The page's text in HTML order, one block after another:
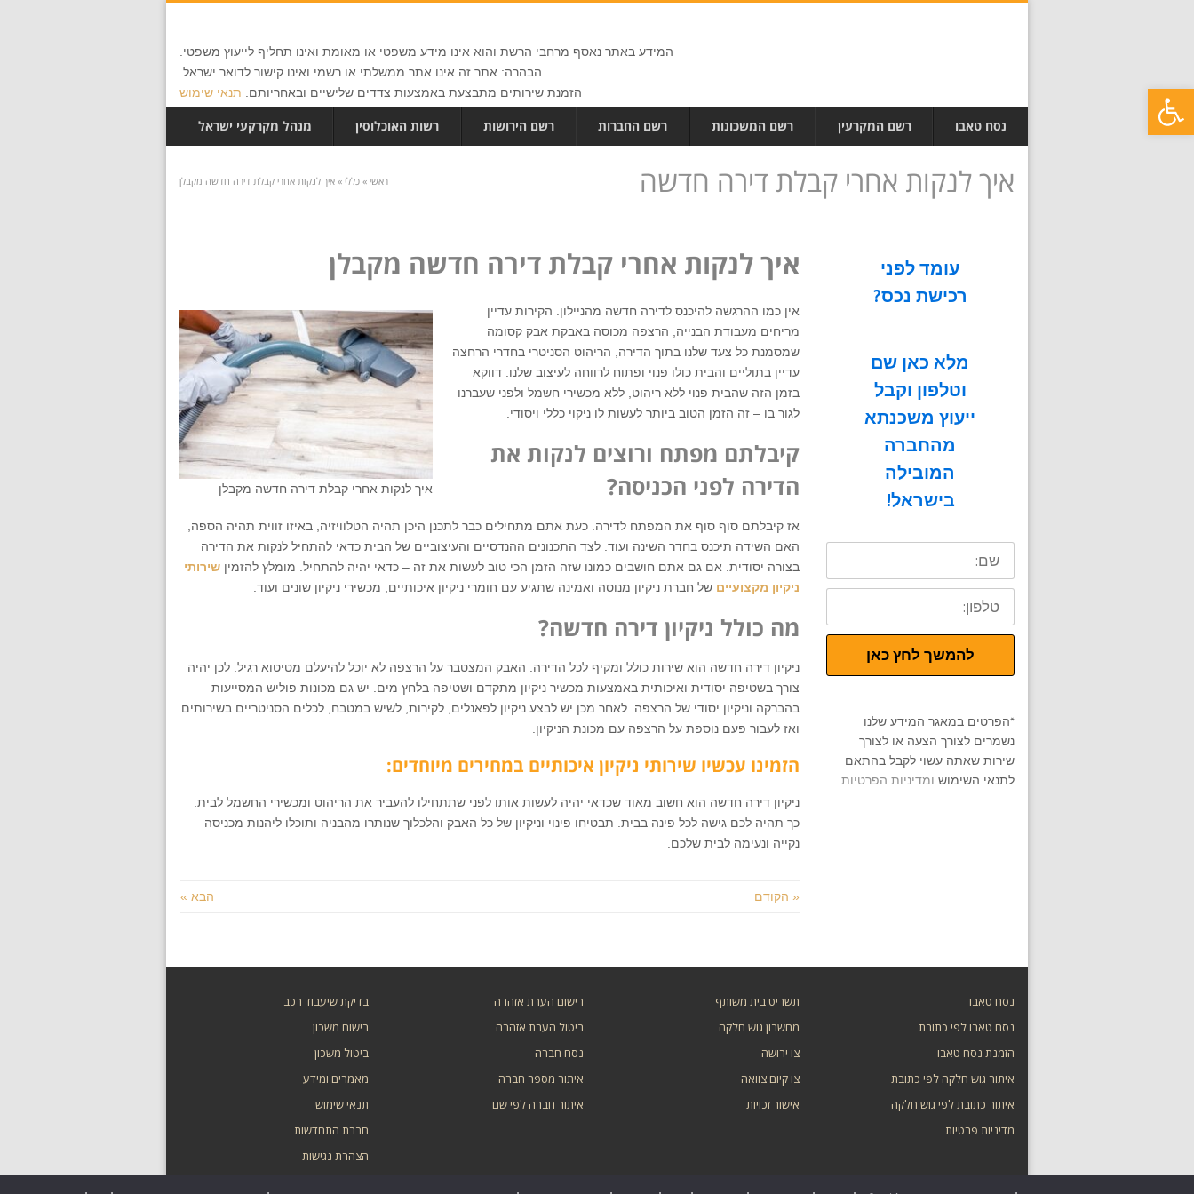
פתח סרגל נגישות
המידע באתר נאסף מרחבי הרשת והוא אינו מידע משפטי או מאומת ואינו תחליף לייעוץ משפטי.
הבהרה: אתר זה אינו אתר ממשלתי או רשמי ואינו קישור לדואר ישראל.
הזמנת שירותים מתבצעת באמצעות צדדים שלישיים ובאחריותם. תנאי שימוש
נסח טאבו רשם המקרעין רשם המשכונות רשם החברות רשם הירושות רשות האוכלוסין מנהל מקרקעי ישראל
איך לנקות אחרי קבלת דירה חדשה
ראשי » כללי » איך לנקות אחרי קבלת דירה חדשה מקבלן
איך לנקות אחרי קבלת דירה חדשה מקבלן
איך לנקות אחרי קבלת דירה חדשה מקבלן
אין כמו ההרגשה להיכנס לדירה חדשה מהניילון. הקירות עדיין
מריחים מעבודת הבנייה, הרצפה מכוסה באבקת אבק קסומה
שמסמנת כל צעד שלנו בתוך הדירה, הריהוט הסניטרי בחדרי הרחצה
עדיין בתוליים והבית כולו פנוי ופתוח לרווחה לעיצוב שלנו. דווקא
בזמן הזה שהבית פנוי ללא ריהוט, ללא מכשירי חשמל ולפני שעברנו
לגור בו – זה הזמן הטוב ביותר לעשות לו ניקוי כללי ויסודי.
קיבלתם מפתח ורוצים לנקות את
הדירה לפני הכניסה?
אז קיבלתם סוף סוף את המפתח לדירה. כעת אתם מתחילים כבר לתכנן היכן תהיה הטלוויזיה, באיזו זווית תהיה הספה,
האם השידה תיכנס בחדר השינה ועוד. לצד התכנונים ההנדסיים והעיצוביים של הבית כדאי להתחיל לנקות את הדירה
בצורה יסודית. אם גם אתם חושבים כמונו שזה הזמן הכי טוב לעשות את זה – כדאי יהיה להתחיל. מומלץ להזמיןשירותי
ניקיון מקצועיים של חברת ניקיון מנוסה ואמינה שתגיע עם חומרי ניקיון איכותיים, מכשירי ניקיון שונים ועוד.
מה כולל ניקיון דירה חדשה?
ניקיון דירה חדשה הוא שירות כולל ומקיף לכל הדירה. האבק המצטבר על הרצפה לא יוכל להיעלם מטיטוא רגיל. לכן יהיה
צורך בשטיפה יסודית ואיכותית באמצעות מכשיר ניקיון מתקדם ושטיפה בלחץ מים. יש גם מכונות פוליש המסייעות
בהברקה וניקיון יסודי של הרצפה. לאחר מכן יש לבצע ניקיון לפאנלים, לקירות, לשיש במטבח, לכלים הסניטריים בשירותים
ואז לעבור פעם נוספת על הרצפה עם מכונת הניקיון.
הזמינו עכשיו שירותי ניקיון איכותיים במחירים מיוחדים:
ניקיון דירה חדשה הוא חשוב מאוד שכדאי יהיה לעשות אותו לפני שתתחילו להעביר את הריהוט ומכשירי החשמל לבית.
כך תהיה לכם גישה לכל פינה בבית. תבטיחו פינוי וניקיון של כל האבק והלכלוך שנותרו מהבניה ותוכלו ליהנות מכניסה
נקייה ונעימה לבית שלכם.
« הקודם הבא »
עומד לפני
רכישת נכס?
מלא כאן שם
וטלפון וקבל
ייעוץ משכנתא
מהחברה
המובילה
בישראל!
שם:
טלפון:
להמשך לחץ כאן
*הפרטים במאגר המידע שלנו
נשמרים לצורך הצעה או לצורך
שירות שאתה עשוי לקבל בהתאם
לתנאי השימוש ומדיניות הפרטיות
נסח טאבו
נסח טאבו לפי כתובת
הזמנת נסח טאבו
איתור גוש חלקה לפי כתובת
איתור כתובת לפי גוש חלקה
מדיניות פרטיות
תשריט בית משותף
מחשבון גוש חלקה
צו ירושה
צו קיום צוואה
אישור זכויות
רישום הערת אזהרה
ביטול הערת אזהרה
נסח חברה
איתור מספר חברה
איתור חברה לפי שם
בדיקת שיעבוד רכב
רישום משכון
ביטול משכון
מאמרים ומידע
תנאי שימוש
חברת התחדשות
הצהרת נגישות